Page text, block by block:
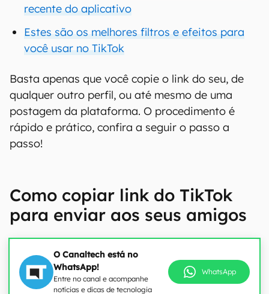
recente do aplicativo
Estes são os melhores filtros e efeitos para
você usar no TikTok
Basta apenas que você copie o link do seu, de
qualquer outro perfil, ou até mesmo de uma
postagem da plataforma. O procedimento é
rápido e prático, confira a seguir o passo a
passo!
Como copiar link do TikTok
para enviar aos seus amigos
O Canaltech está no
WhatsApp!
Entre no canal e acompanhe
notícias e dicas de tecnologia
WhatsApp